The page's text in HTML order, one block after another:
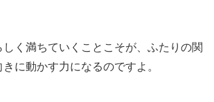
く満ちていくことこそが、ふたりの関
に動かす力になるのですよ。